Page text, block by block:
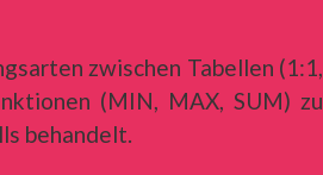
zwischen Tabellen (1:1,
(MIN, MAX, SUM) zu
behandelt.